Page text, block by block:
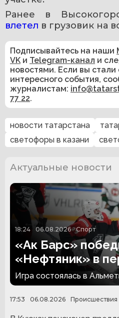
влетел в грузовик на
Подписывайтесь на наши
VK и Telegram-канал и
новостями. Если вы
интересного события,
журналистам:
77 22.
новости татарстана
светофоры в казани
Актуальные новости
18:24 06.08.2026 Спорт
«Ак Барс»
«Нефтяник» в
сезона
Игра состоялась в
17:53 06.08.2026 Происшествия